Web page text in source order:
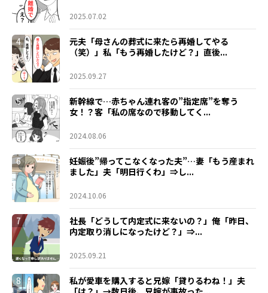
2025.07.02
4
元夫「母さんの葬式に来たら再婚してやる
（笑）」私「もう再婚したけど？」直後...
2025.09.27
5
新幹線で…赤ちゃん連れ客の”指定席”を奪う
女！？客「私の席なので移動してく...
2024.08.06
6
妊娠後”帰ってこなくなった夫”…妻「もう産まれ
ました」夫「明日行くわ」⇒し...
2024.10.06
7
社長「どうして内定式に来ないの？」俺「昨日、
内定取り消しになったけど？」⇒...
2025.09.21
8
私が愛車を購入すると兄嫁「貸りるわね！」夫